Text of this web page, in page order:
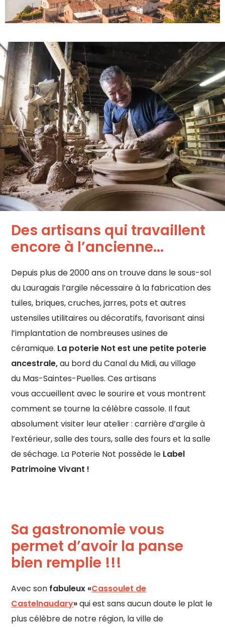
Des artisans qui travaillent
encore à l’ancienne...
Depuis plus de 2000 ans on trouve dans le sous-sol
du Lauragais l’argile nécessaire à la fabrication des
tuiles, briques, cruches, jarres, pots et autres
ustensiles utilitaires ou décoratifs, favorisant ainsi
l’implantation de nombreuses usines de
céramique. La poterie Not est une petite poterie
ancestrale,au bord du Canal du Midi, au village
du Mas-Saintes-Puelles. Ces artisans
vous accueillent avec le sourire et vous montrent
comment se tourne la célèbre cassole. Il faut
absolument visiter leur atelier : carrière d’argile à
l’extérieur, salle des tours, salle des fours et la salle
de séchage. La Poterie Not possède le Label
Patrimoine Vivant !
Sa gastronomie vous
permet d’avoir la panse
bien remplie !!!
Avec son fabuleux «Cassoulet de
Castelnaudary»qui est sans aucun doute le plat le
plus célèbre de notre région, la ville de